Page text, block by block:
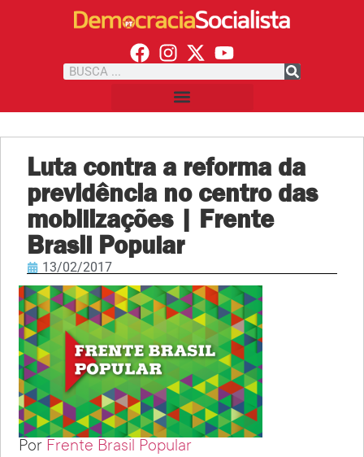
Luta contra a reforma da
previdência no centro das
mobilizações | Frente
Brasil Popular
13/02/2017
Por Frente Brasil Popular